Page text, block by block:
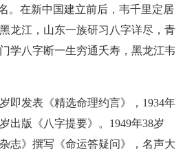
。在新中国建立前后，韦千里定居
龙江，山东一族研习八字详尽，青
学八字断一生穷通夭寿，黑龙江韦
即发表《精选命理约言》，1934年
出版《八字提要》。1949年38岁
志》撰写《命运答疑问》，名声大